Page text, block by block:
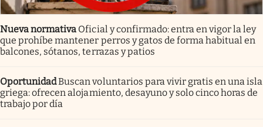
Nueva normativa Oficial y confirmado: entra en vigor la ley
que prohíbe mantener perros y gatos de forma habitual en
balcones, sótanos, terrazas y patios
OportunidadBuscan voluntarios para vivir gratis en una isla
griega: ofrecen alojamiento, desayuno y solo cinco horas de
trabajo por día